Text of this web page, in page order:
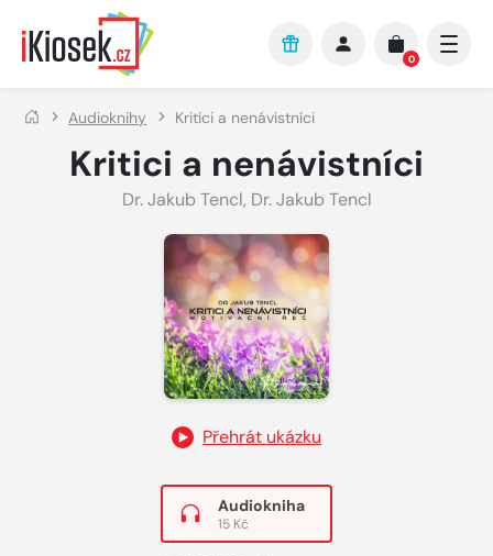
Přejít na hlavní obsah
0
Audioknihy Kritici a nenávistníci
Kritici a nenávistníci
Dr. Jakub Tencl, Dr. Jakub Tencl
Přehrát ukázku
Audiokniha
15 Kč